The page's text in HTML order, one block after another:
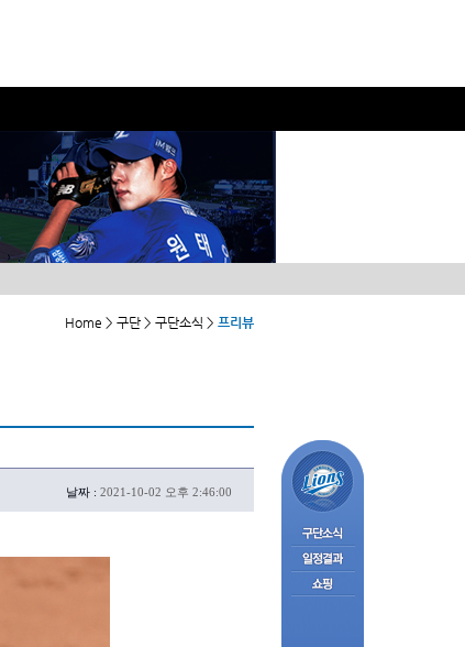
Home > 구단 > 구단소식 > 프리뷰
날짜 : 2021-10-02 오후 2:46:00